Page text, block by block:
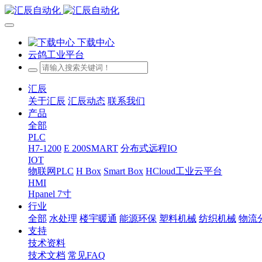
下载中心
云鸽工业平台
汇辰
关于汇辰 汇辰动态 联系我们
产品
全部
PLC
H7-1200 E 200SMART 分布式远程IO
IOT
物联网PLC H Box Smart Box HCloud工业云平台
HMI
Hpanel 7寸
行业
全部 水处理 楼宇暖通 能源环保 塑料机械 纺织机械 物流
支持
技术资料
技术文档 常见FAQ